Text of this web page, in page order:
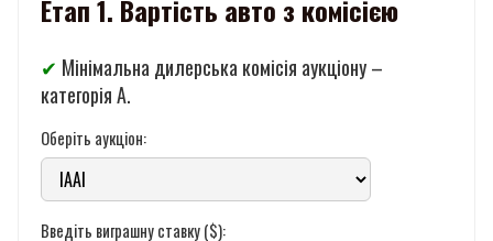
Етап 1. Вартість авто з комісією
✔ Мінімальна дилерська комісія аукціону –
категорія A.
Оберіть аукціон:
Введіть виграшну ставку ($):